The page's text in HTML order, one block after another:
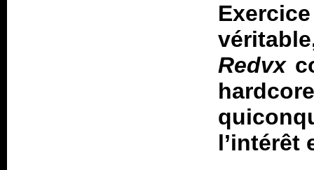
Redvx
l’intérêt